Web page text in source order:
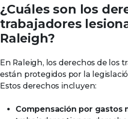
¿Cuáles son los
trabajadores
Raleigh?
En Raleigh, los derechos de los
están protegidos por la
Estos derechos incluyen:
Compensación por gastos